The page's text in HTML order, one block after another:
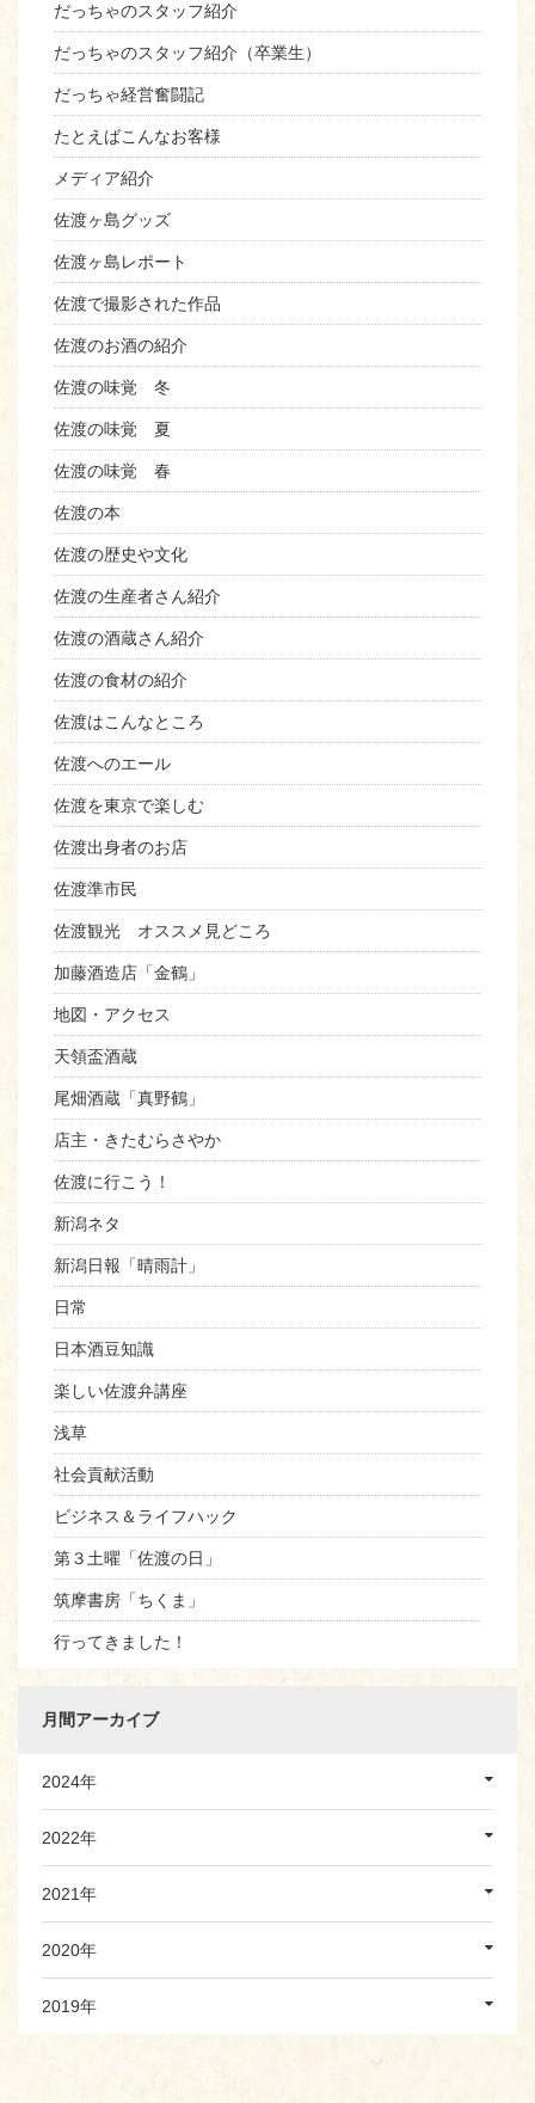
だっちゃのスタッフ紹介
だっちゃのスタッフ紹介（卒業生）
だっちゃ経営奮闘記
たとえばこんなお客様
メディア紹介
佐渡ヶ島グッズ
佐渡ヶ島レポート
佐渡で撮影された作品
佐渡のお酒の紹介
佐渡の味覚 冬
佐渡の味覚 夏
佐渡の味覚 春
佐渡の本
佐渡の歴史や文化
佐渡の生産者さん紹介
佐渡の酒蔵さん紹介
佐渡の食材の紹介
佐渡はこんなところ
佐渡へのエール
佐渡を東京で楽しむ
佐渡出身者のお店
佐渡準市民
佐渡観光 オススメ見どころ
加藤酒造店「金鶴」
地図・アクセス
天領盃酒蔵
尾畑酒蔵「真野鶴」
店主・きたむらさやか
佐渡に行こう！
新潟ネタ
新潟日報「晴雨計」
日常
日本酒豆知識
楽しい佐渡弁講座
浅草
社会貢献活動
ビジネス＆ライフハック
第３土曜「佐渡の日」
筑摩書房「ちくま」
行ってきました！
月間アーカイブ
2024年
2022年
2021年
2020年
2019年